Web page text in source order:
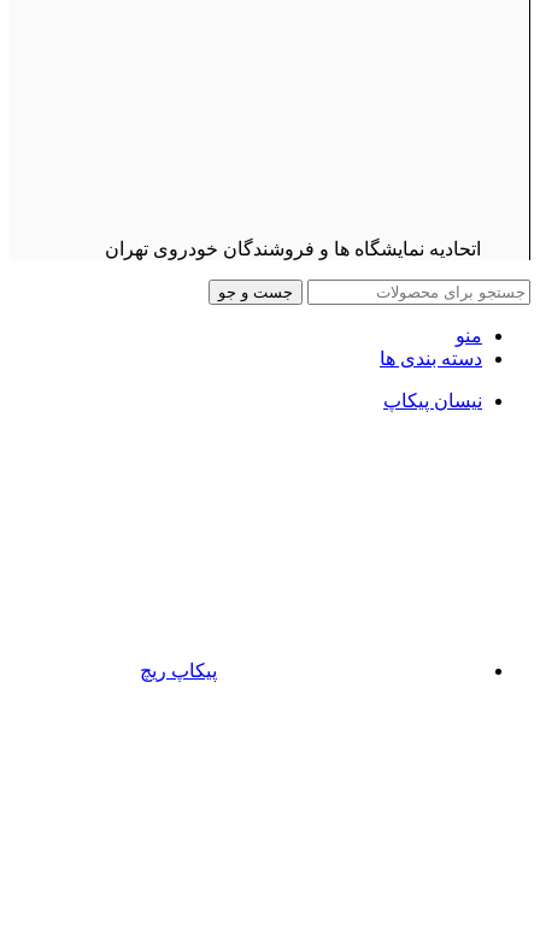
اتحادیه نمایشگاه ها و فروشندگان خودروی تهران
جست و جو
منو
دسته بندی ها
نیسان پیکاپ
پیکاپ ریچ